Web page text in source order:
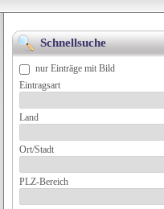
Schnellsuche
nur Einträge mit Bild
Eintragsart
Land
Ort/Stadt
PLZ-Bereich